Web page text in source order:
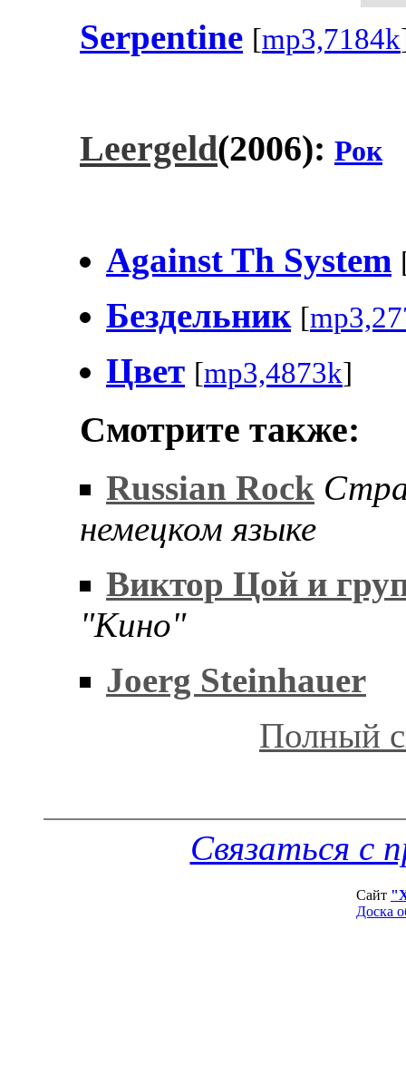
Serpentine [mp3,7184k
Leergeld(2006): Рок
Against Th System
Бездельник [
Цвет [mp3,4873k]
Смотрите также:
Russian Rock
немецком языке
Виктор Цой и
"Кино"
Joerg Steinhauer
Полный
Связаться с
Сайт
Доска